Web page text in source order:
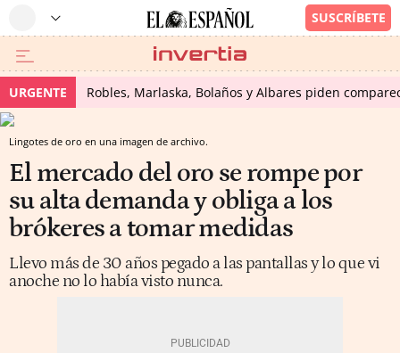
URGENTE Robles, Marlaska, Bolaños y Albares piden
Lingotes de oro en una imagen de archivo.
El mercado del oro se rompe por
su alta demanda y obliga a los
brókeres a tomar medidas
Llevo más de 30 años pegado a las pantallas y lo que vi
anoche no lo había visto nunca.